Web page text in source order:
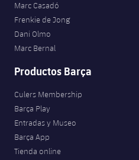
Marc Casadó
Frenkie de Jong
Dani Olmo
Marc Bernal
Productos Barça
Culers Membership
Barça Play
Entradas y Museo
Barça App
Tienda online